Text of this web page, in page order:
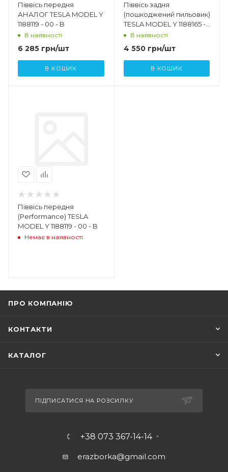
Піввісь передня
АНАЛОГ TESLA MODEL Y
1188119 - 00 - B
В наявності
6 285 грн/шт
В КОШИК
Піввісь задня
(пошкоджений пильовик)
TESLA MODEL Y 1188165 -
00 - A
В наявності
4 550грн/шт
В КОШИК
Піввісь передня
(Performance) TESLA
MODEL Y 1188119 - 00 - B
Немає в наявності
ПРО КОМПАНІЮ
КОНТАКТИ
КАТАЛОГ
ПІДПИСАТИСЯ НА РОЗСИЛКУ
+38 073 367-14-14
erazborka@gmail.com